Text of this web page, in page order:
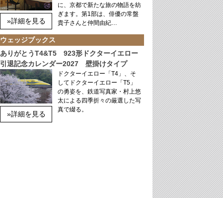
»詳細を見る
に、京都で新たな旅の物語を紡
ぎます。第1部は、俳優の常盤
貴子さんと仲間由紀…
ウェッジブックス
ありがとうT4&T5 923形ドクターイエロー
引退記念カレンダー2027 壁掛けタイプ
»詳細を見る
ドクターイエロー「T4」、そ
してドクターイエロー「T5」
の勇姿を、鉄道写真家・村上悠
太による四季折々の厳選した写
真で綴る。